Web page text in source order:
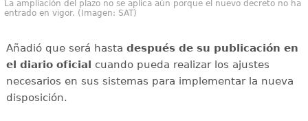
La ampliación del plazo no se aplica aún porque el nuevo decreto no ha
entrado en vigor. (Imagen: SAT)
Añadió que será hasta después de su publicación en
el diario oficial cuando pueda realizar los ajustes
necesarios en sus sistemas para implementar la nueva
disposición.